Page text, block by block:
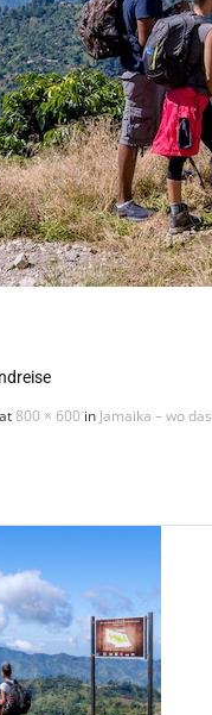
at800 × 600 in Jamaika – wo